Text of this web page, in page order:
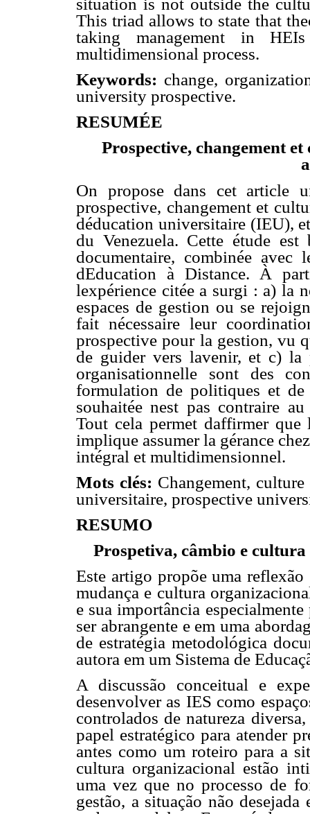
This triad allows to state that
taking management in
multidimensional process.
Keywords: change,
university prospective.
RESUMÉE
Prospective, changement
On propose dans cet article
prospective, changement et
déducation universitaire (IEU),
du Venezuela. Cette étude est
documentaire, combinée avec
dEducation à Distance. À
lexpérience citée a surgi : a) la
espaces de gestion ou se
fait nécessaire leur
prospective pour la gestion, vu
de guider vers lavenir, et c)
organisationnelle sont des
formulation de politiques et
souhaitée nest pas contraire
Tout cela permet daffirmer
implique assumer la gérance
intégral et multidimensionnel.
Mots clés: Changement,
universitaire, prospective
RESUMO
Prospetiva, câmbio e
Este artigo propõe uma
mudança e cultura
e sua importância
ser abrangente e em uma
de estratégia metodológica
autora em um Sistema de
A discussão conceitual e
desenvolver as IES como
controlados de natureza
papel estratégico para atender
antes como um roteiro para a
cultura organizacional estão
uma vez que no processo de
gestão, a situação não